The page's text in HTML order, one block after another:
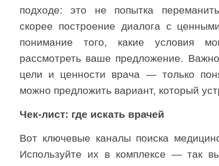
подходе: это не попытка
скорее построение диалога с
понимание того, какие условия
рассмотреть ваше предложение.
цели и ценности врача — только
можно предложить вариант, который
Чек-лист: где искать врачей
Вот ключевые каналы поиска
Используйте их в комплексе — так